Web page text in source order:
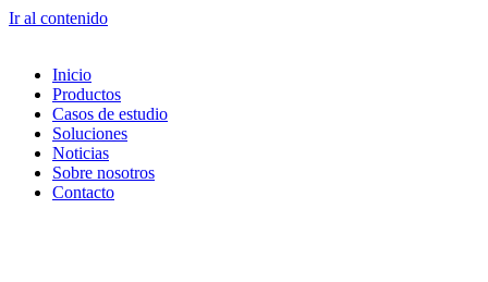
Ir al contenido
Inicio
Productos
Casos de estudio
Soluciones
Noticias
Sobre nosotros
Contacto